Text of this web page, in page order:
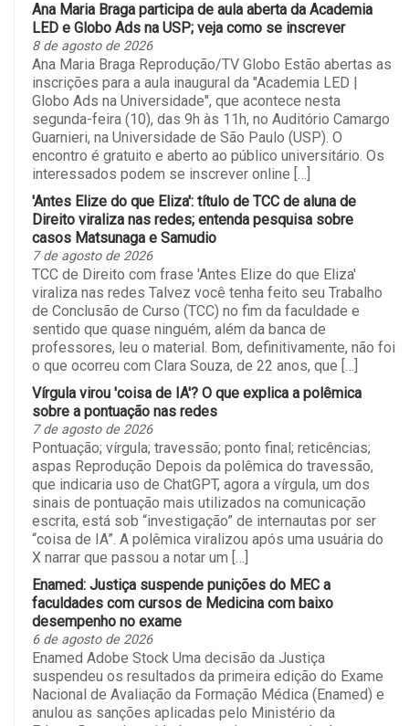
Ana Maria Braga participa de aula aberta da Academia
LED e Globo Ads na USP; veja como se inscrever
8 de agosto de 2026
Ana Maria Braga Reprodução/TV Globo Estão abertas as
inscrições para a aula inaugural da "Academia LED |
Globo Ads na Universidade", que acontece nesta
segunda-feira (10), das 9h às 11h, no Auditório Camargo
Guarnieri, na Universidade de São Paulo (USP). O
encontro é gratuito e aberto ao público universitário. Os
interessados podem se inscrever online […]
'Antes Elize do que Eliza': título de TCC de aluna de
Direito viraliza nas redes; entenda pesquisa sobre
casos Matsunaga e Samudio
7 de agosto de 2026
TCC de Direito com frase 'Antes Elize do que Eliza'
viraliza nas redes Talvez você tenha feito seu Trabalho
de Conclusão de Curso (TCC) no fim da faculdade e
sentido que quase ninguém, além da banca de
professores, leu o material. Bom, definitivamente, não foi
o que ocorreu com Clara Souza, de 22 anos, que […]
Vírgula virou 'coisa de IA'? O que explica a polêmica
sobre a pontuação nas redes
7 de agosto de 2026
Pontuação; vírgula; travessão; ponto final; reticências;
aspas Reprodução Depois da polêmica do travessão,
que indicaria uso de ChatGPT, agora a vírgula, um dos
sinais de pontuação mais utilizados na comunicação
escrita, está sob “investigação” de internautas por ser
“coisa de IA”. A polêmica viralizou após uma usuária do
X narrar que passou a notar um […]
Enamed: Justiça suspende punições do MEC a
faculdades com cursos de Medicina com baixo
desempenho no exame
6 de agosto de 2026
Enamed Adobe Stock Uma decisão da Justiça
suspendeu os resultados da primeira edição do Exame
Nacional de Avaliação da Formação Médica (Enamed) e
anulou as sanções aplicadas pelo Ministério da